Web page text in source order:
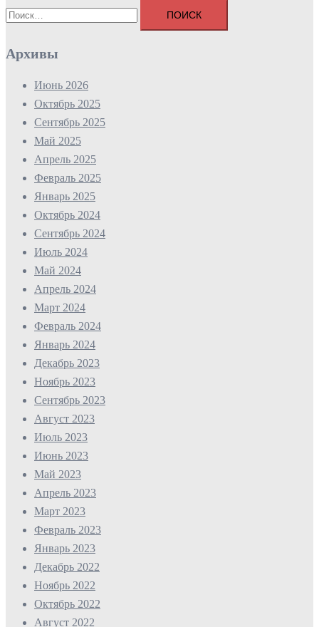
Найти:
Архивы
Июнь 2026
Октябрь 2025
Сентябрь 2025
Май 2025
Апрель 2025
Февраль 2025
Январь 2025
Октябрь 2024
Сентябрь 2024
Июль 2024
Май 2024
Апрель 2024
Март 2024
Февраль 2024
Январь 2024
Декабрь 2023
Ноябрь 2023
Сентябрь 2023
Август 2023
Июль 2023
Июнь 2023
Май 2023
Апрель 2023
Март 2023
Февраль 2023
Январь 2023
Декабрь 2022
Ноябрь 2022
Октябрь 2022
Август 2022